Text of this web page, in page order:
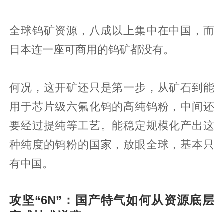
全球钨矿资源，八成以上集中在中国，而
日本连一座可商用的钨矿都没有。
何况，这开矿还只是第一步，从矿石到能
用于芯片级六氟化钨的高纯钨粉，中间还
要经过提纯等工艺。能稳定规模化产出这
种纯度的钨粉的国家，放眼全球，基本只
有中国。
攻坚“6N”：国产特气如何从资源底层